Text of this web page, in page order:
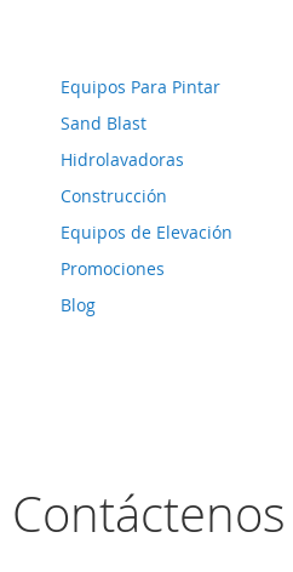
Equipos Para Pintar
Sand Blast
Hidrolavadoras
Construcción
Equipos de Elevación
Promociones
Blog
Contáctenos